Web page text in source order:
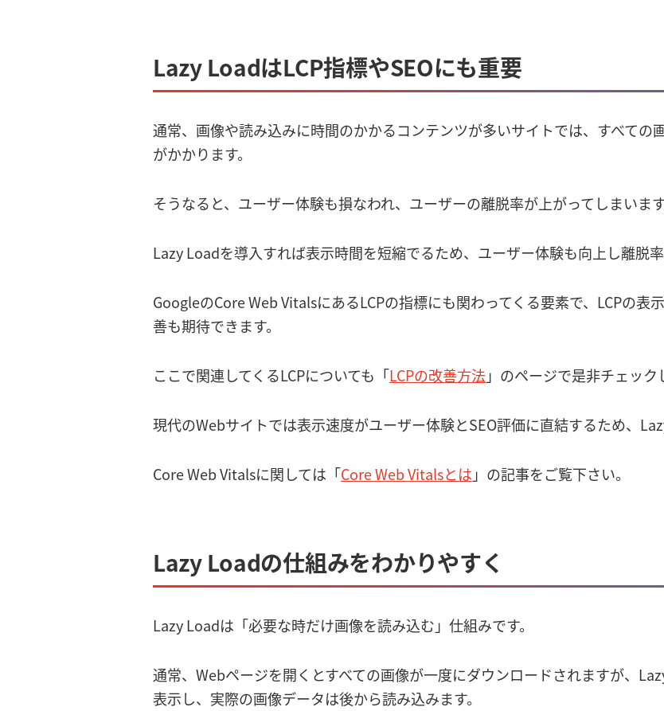
Lazy LoadはLCP指標やSEOにも重要
通常、画像や読み込みに時間のかかるコンテンツが多いサイトでは、すべての
がかかります。
そうなると、ユーザー体験も損なわれ、ユーザーの離脱率が上がってしまいます
Lazy Loadを導入すれば表示時間を短縮でるため、ユーザー体験も向上し離脱率
GoogleのCore Web VitalsにあるLCPの指標にも関わってくる要素で、LCPの表
善も期待できます。
ここで関連してくるLCPについても「LCPの改善方法 」のページで是非チェック
現代のWebサイトでは表示速度がユーザー体験とSEO評価に直結するため、
Core Web Vitalsに関しては「Core Web Vitalsとは 」の記事をご覧下さい。
Lazy Loadの仕組みをわかりやすく
Lazy Loadは「必要な時だけ画像を読み込む」仕組みです。
通常、Webページを開くとすべての画像が一度にダウンロードされますが、
表示し、実際の画像データは後から読み込みます。